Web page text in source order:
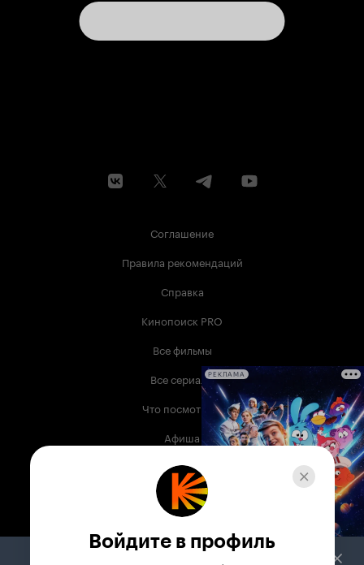
Соглашение
Правила рекомендаций
Справка
Кинопоиск PRO
Все фильмы
Все сериалы
Что посмотреть
Афиша
Музыка
Телепрограмма
Служба поддержки
РЕКЛАМА
Войдите в профиль